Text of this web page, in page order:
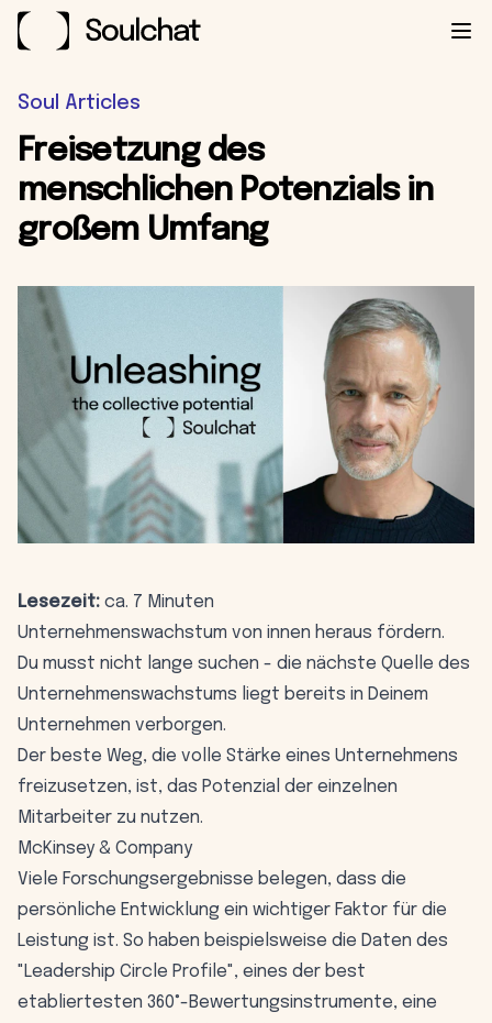
Soul Articles
Freisetzung des
menschlichen Potenzials in
großem Umfang
Lesezeit: ca. 7 Minuten
Unternehmenswachstum von innen heraus fördern.
Du musst nicht lange suchen - die nächste Quelle des
Unternehmenswachstums liegt bereits in Deinem
Unternehmen verborgen.
Der beste Weg, die volle Stärke eines Unternehmens
freizusetzen, ist, das Potenzial der einzelnen
Mitarbeiter zu nutzen.
McKinsey & Company
Viele Forschungsergebnisse belegen, dass die
persönliche Entwicklung ein wichtiger Faktor für die
Leistung ist. So haben beispielsweise die Daten des
"Leadership Circle Profile", eines der best
etabliertesten 360°-Bewertungsinstrumente, eine